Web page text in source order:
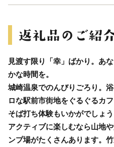
見渡す限り「幸」ばかり。あ
かな時間を。
城崎温泉でのんびりごろり。
ロな駅前市街地をぐるぐるカ
そば打ち体験もいかがでしょう
アクティブに楽しむなら山地
ンプ場がたくさんあります。